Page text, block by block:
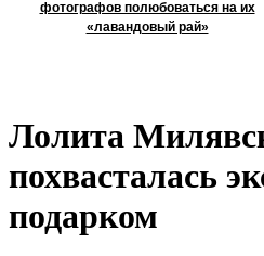
фотографов полюбоваться на их
«лавандовый рай»
Лолита
похвасталась
подарком